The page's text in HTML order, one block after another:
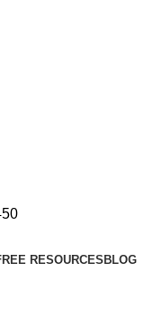
RESOURCES BLOG